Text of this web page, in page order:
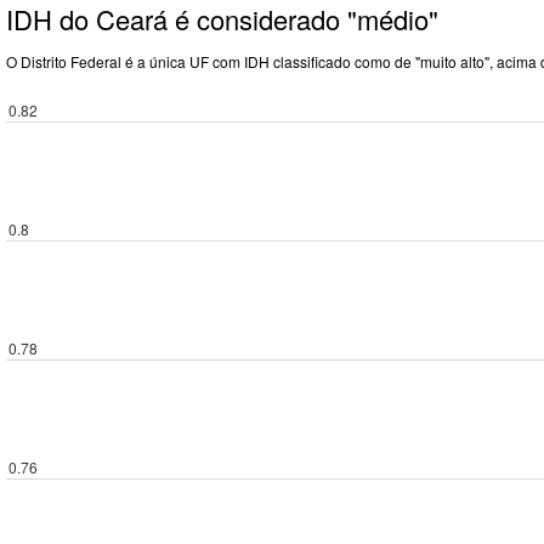
IDH do Ceará é considerado "médio"
O Distrito Federal é a única UF com IDH classificado como de "muito alto", acima
0.76
0.78
0.8
0.82